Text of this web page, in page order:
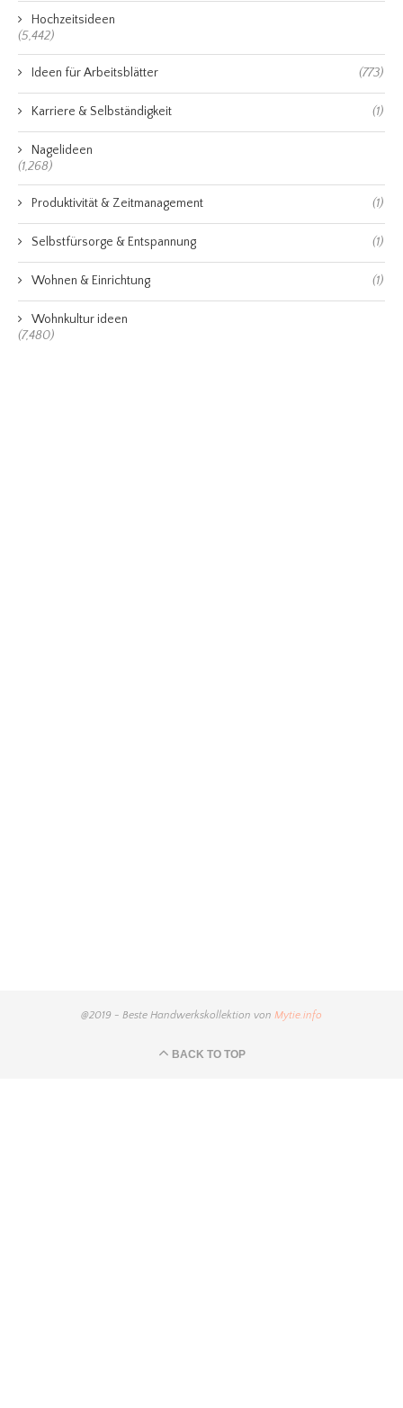
Hochzeitsideen
(5,442)
Ideen für Arbeitsblätter (773)
Karriere & Selbständigkeit (1)
Nagelideen
(1,268)
Produktivität & Zeitmanagement (1)
Selbstfürsorge & Entspannung (1)
Wohnen & Einrichtung (1)
Wohnkultur ideen
(7,480)
@2019 - Beste Handwerkskollektion von Mytie.info
BACK TO TOP